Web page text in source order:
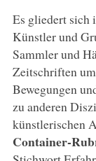
Es gliedert sich
Künstler und
Sammler und
Zeitschriften
Bewegungen
zu anderen
künstlerischen
Container-